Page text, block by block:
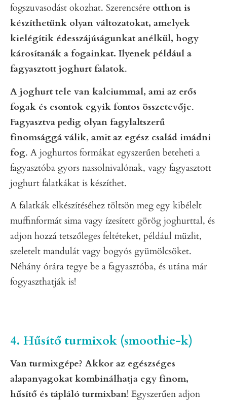
fogszuvasodást okozhat. Szerencsére otthon is
készíthetünk olyan változatokat, amelyek
kielégítik édesszájúságunkat anélkül, hogy
károsítanák a fogainkat. Ilyenek például a
fagyasztott joghurt falatok.
A joghurt tele van kalciummal, ami az erős
fogak és csontok egyik fontos összetevője.
Fagyasztva pedig olyan fagylaltszerű
finomsággá válik, amit az egész család imádni
fog. A joghurtos formákat egyszerűen beteheti a
fagyasztóba gyors nassolnivalónak, vagy fagyasztott
joghurt falatkákat is készíthet.
A falatkák elkészítéséhez töltsön meg egy kibélelt
muffinformát sima vagy ízesített görög joghurttal, és
adjon hozzá tetszőleges feltéteket, például müzlit,
szeletelt mandulát vagy bogyós gyümölcsöket.
Néhány órára tegye be a fagyasztóba, és utána már
fogyaszthatják is!
4. Hűsítő turmixok (smoothie-k)
Van turmixgépe? Akkor az egészséges
alapanyagokat kombinálhatja egy finom,
hűsítő és tápláló turmixban! Egyszerűen adjon